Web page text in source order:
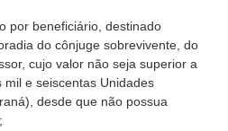
por beneficiário, destinado
do cônjuge sobrevivente, do
cujo valor não seja superior a
mil e seiscentas Unidades
desde que não possua